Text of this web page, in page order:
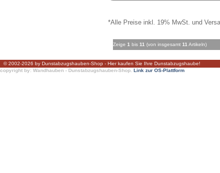
*Alle Preise inkl. 19% MwSt. und
Zeige 1 bis 11 (von insgesamt 11 Artikeln)
© 2002-2026 by Dunstabzugshauben-Shop - Hier kaufen Sie Ihre Dunstabzugshaube!
copyright by: Wandhauben - Dunstabzugshauben-Shop. Link zur OS-Plattform